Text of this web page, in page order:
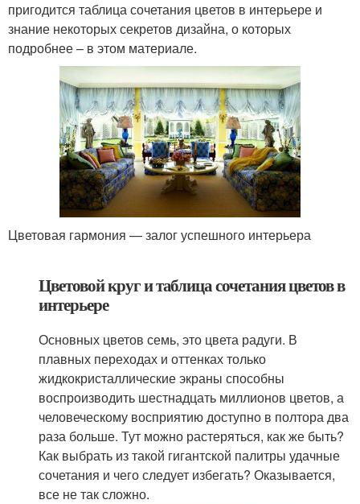
пригодится таблица сочетания цветов в интерьере и
знание некоторых секретов дизайна, о которых
подробнее – в этом материале.
Цветовая гармония — залог успешного интерьера
Цветовой круг и таблица сочетания цветов в
интерьере
Основных цветов семь, это цвета радуги. В
плавных переходах и оттенках только
жидкокристаллические экраны способны
воспроизводить шестнадцать миллионов цветов, а
человеческому восприятию доступно в полтора два
раза больше. Тут можно растеряться, как же быть?
Как выбрать из такой гигантской палитры удачные
сочетания и чего следует избегать? Оказывается,
все не так сложно.